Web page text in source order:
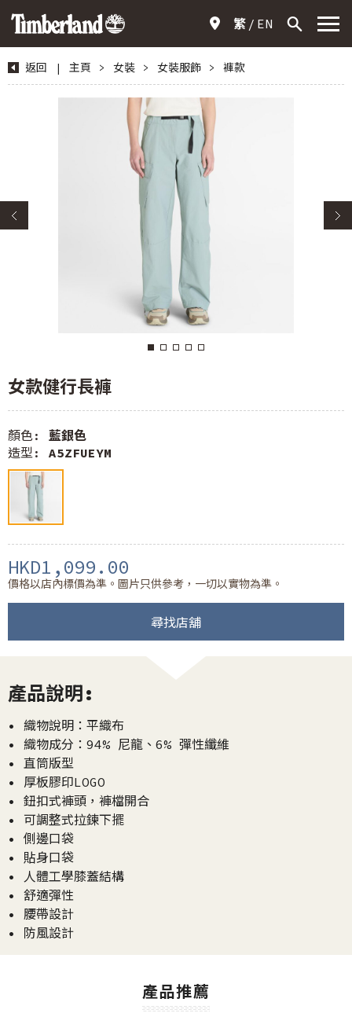
繁 EN
返回 | 主頁 > 女裝 > 女裝服飾 > 褲款
女款健行長褲
顏色: 藍銀色
造型: A5ZFUEYM
HKD1,099.00
價格以店內標價為準。圖片只供參考，一切以實物為準。
尋找店舖
產品說明:
• 織物說明：平織布
• 織物成分：94% 尼龍、6% 彈性纖維
• 直筒版型
• 厚板膠印LOGO
• 鈕扣式褲頭，褲檔開合
• 可調整式拉鍊下擺
• 側邊口袋
• 貼身口袋
• 人體工學膝蓋結構
• 舒適彈性
• 腰帶設計
• 防風設計
產品推薦